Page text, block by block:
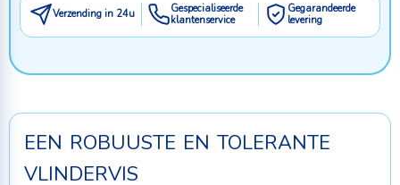
Verzending in 24u
Gespecialiseerde
klantenservice
Gegarandeerde
levering
een robuuste en tolerante
vlindervis